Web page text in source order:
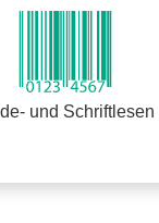
und Schriftlesen